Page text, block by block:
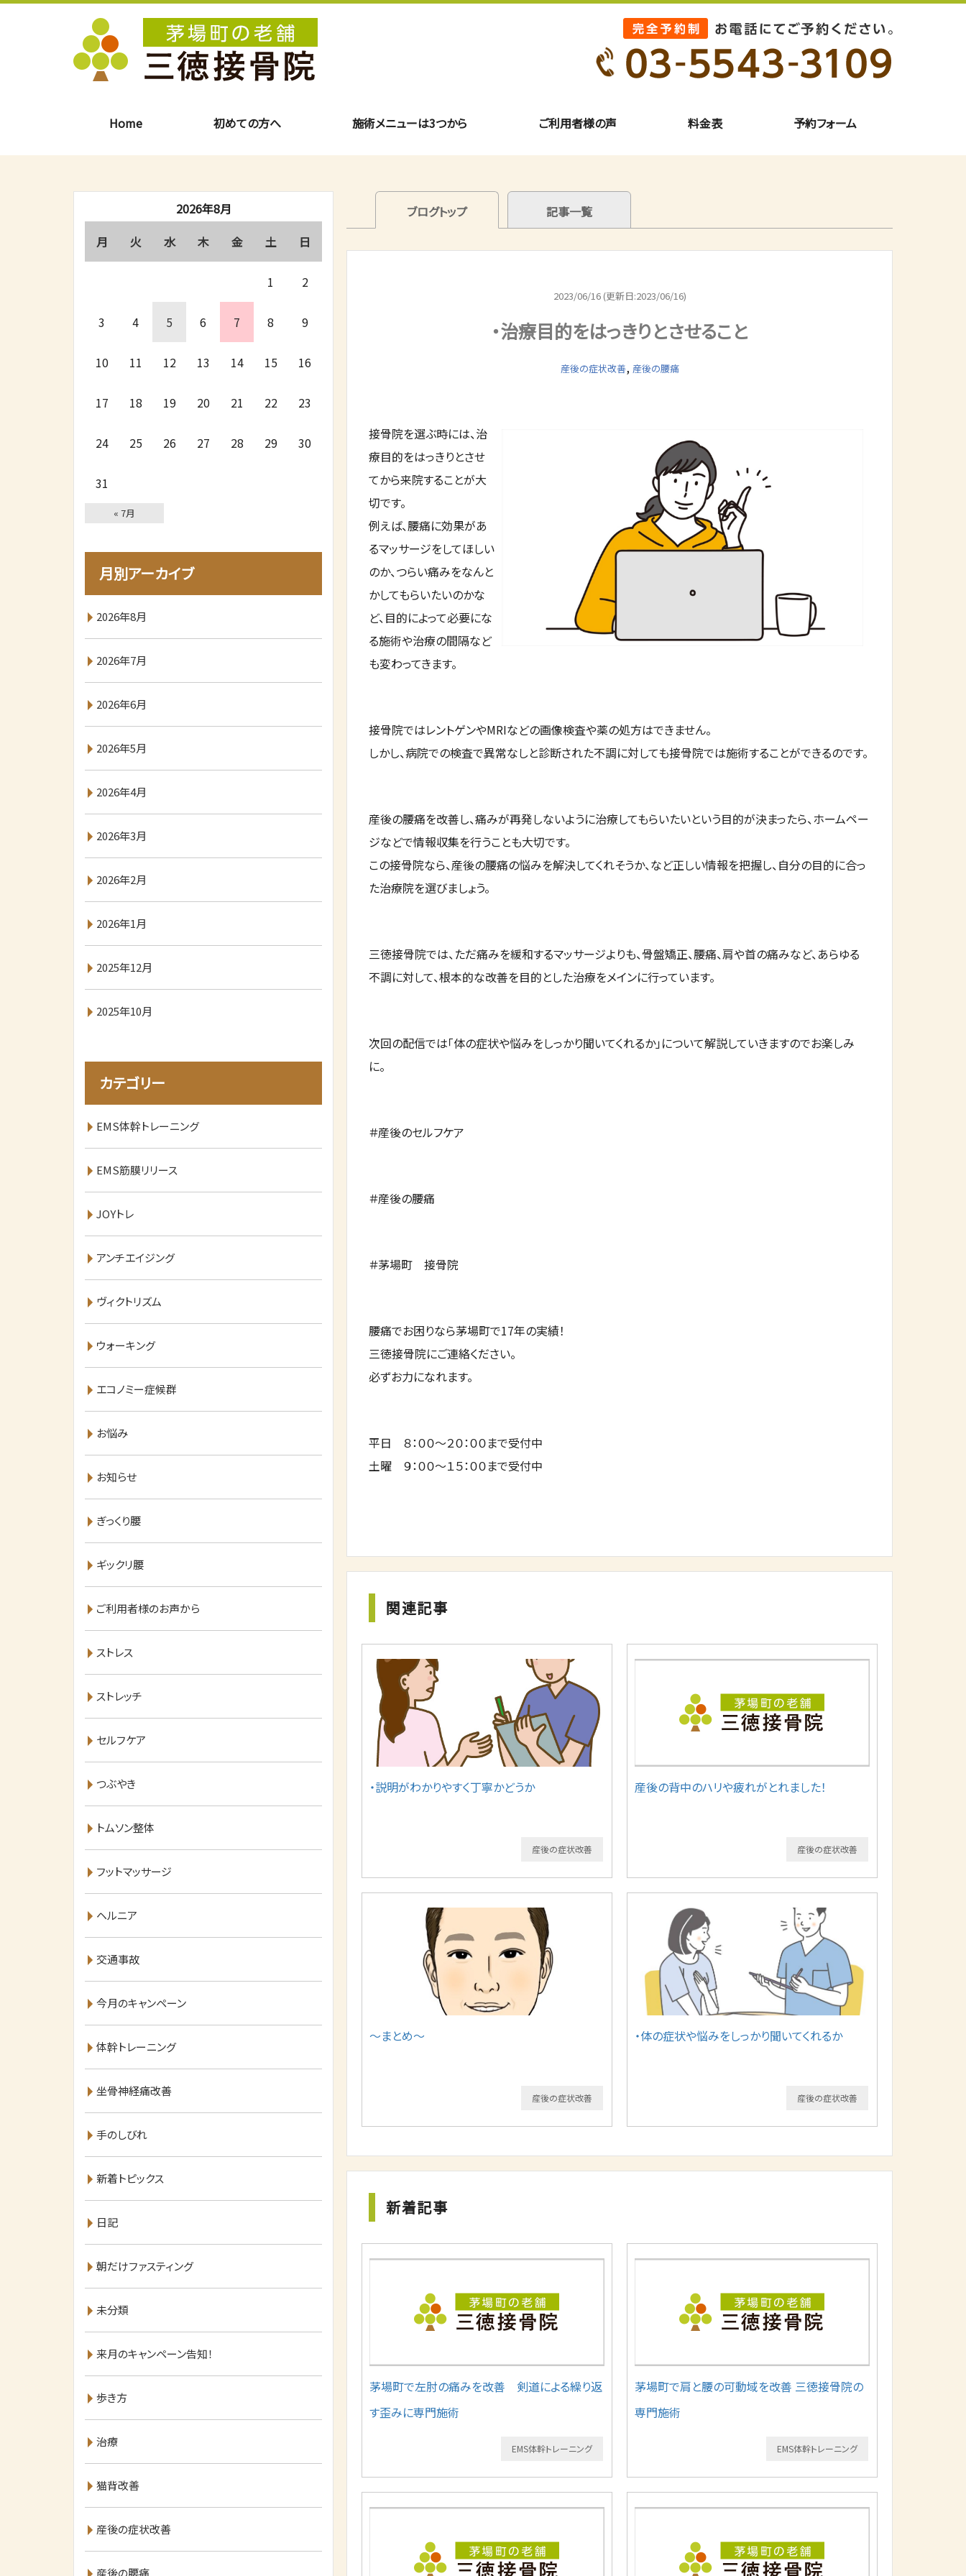
Home 初めての方へ 施術メニューは3つから ご利用者様の声 料金表 予約フォーム
ブログトップ 記事一覧
2023/06/16 (更新日:2023/06/16)
・治療目的をはっきりとさせること
産後の症状改善, 産後の腰痛
接骨院を選ぶ時には、治
療目的をはっきりとさせ
てから来院することが大
切です。
例えば、腰痛に効果があ
るマッサージをしてほしい
のか、つらい痛みをなんと
かしてもらいたいのかな
ど、目的によって必要にな
る施術や治療の間隔など
も変わってきます。
接骨院ではレントゲンやMRIなどの画像検査や薬の処方はできません。
しかし、病院での検査で異常なしと診断された不調に対しても接骨院では施術することができるのです。
産後の腰痛を改善し、痛みが再発しないように治療してもらいたいという目的が決まったら、ホームペー
ジなどで情報収集を行うことも大切です。
この接骨院なら、産後の腰痛の悩みを解決してくれそうか、など正しい情報を把握し、自分の目的に合っ
た治療院を選びましょう。
三徳接骨院では、ただ痛みを緩和するマッサージよりも、骨盤矯正、腰痛、肩や首の痛みなど、あらゆる
不調に対して、根本的な改善を目的とした治療をメインに行っています。
次回の配信では「体の症状や悩みをしっかり聞いてくれるか」について解説していきますのでお楽しみ
に。
＃産後のセルフケア
＃産後の腰痛
＃茅場町 接骨院
腰痛でお困りなら茅場町で17年の実績！
三徳接骨院にご連絡ください。
必ずお力になれます。
平日 ８：００～２０：００まで受付中
土曜 ９：００～１５：００まで受付中
関連記事
・説明がわかりやすく丁寧かどうか
産後の症状改善
産後の背中のハリや疲れがとれました！
産後の症状改善
～まとめ～
産後の症状改善
・体の症状や悩みをしっかり聞いてくれるか
産後の症状改善
新着記事
茅場町で左肘の痛みを改善 剣道による繰り返
す歪みに専門施術
EMS体幹トレーニング
茅場町で肩と腰の可動域を改善 三徳接骨院の
専門施術
EMS体幹トレーニング
2026年8月
月
火 水 木 金 土 日
1 2
3 4 5 6 7 8 9
10 11 12 13 14 15 16
17 18 19 20 21 22 23
24 25 26 27 28 29 30
31
« 7月
月別アーカイブ
2026年8月
2026年7月
2026年6月
2026年5月
2026年4月
2026年3月
2026年2月
2026年1月
2025年12月
2025年10月
カテゴリー
EMS体幹トレーニング
EMS筋膜リリース
JOYトレ
アンチエイジング
ヴィクトリズム
ウォーキング
エコノミー症候群
お悩み
お知らせ
ぎっくり腰
ギックリ腰
ご利用者様のお声から
ストレス
ストレッチ
セルフケア
つぶやき
トムソン整体
フットマッサージ
ヘルニア
交通事故
今月のキャンペーン
体幹トレーニング
坐骨神経痛改善
手のしびれ
新着トピックス
日記
朝だけファスティング
未分類
来月のキャンペーン告知！
歩き方
治療
猫背改善
産後の症状改善
産後の腰痛